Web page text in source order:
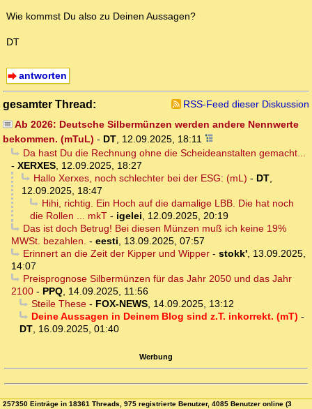
Wie kommst Du also zu Deinen Aussagen?
DT
antworten
gesamter Thread:
RSS-Feed dieser Diskussion
Ab 2026: Deutsche Silbermünzen werden andere Nennwerte
bekommen. (mTuL) - DT, 12.09.2025, 18:11
Da hast Du die Rechnung ohne die Scheideanstalten gemacht...
- XERXES, 12.09.2025, 18:27
Hallo Xerxes, noch schlechter bei der ESG: (mL) - DT,
12.09.2025, 18:47
Hihi, richtig. Ein Hoch auf die damalige LBB. Die hat noch
die Rollen ... mkT - igelei, 12.09.2025, 20:19
Das ist doch Betrug! Bei diesen Münzen muß ich keine 19%
MWSt. bezahlen. - eesti, 13.09.2025, 07:57
Erinnert an die Zeit der Kipper und Wipper- stokk', 13.09.2025,
14:07
Preisprognose Silbermünzen für das Jahr 2050 und das Jahr
2100 - PPQ, 14.09.2025, 11:56
Steile These- FOX-NEWS, 14.09.2025, 13:12
Deine Aussagen in Deinem Blog sind z.T. inkorrekt. (mT) -
DT, 16.09.2025, 01:40
Werbung
257350 Einträge in 18361 Threads, 975 registrierte Benutzer, 4085 Benutzer online (3